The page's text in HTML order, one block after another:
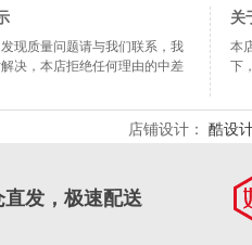
现质量问题请与我们联系，我
决，本店拒绝任何理由的中差
关
本
下
店铺设计： 酷设
直发，极速配送